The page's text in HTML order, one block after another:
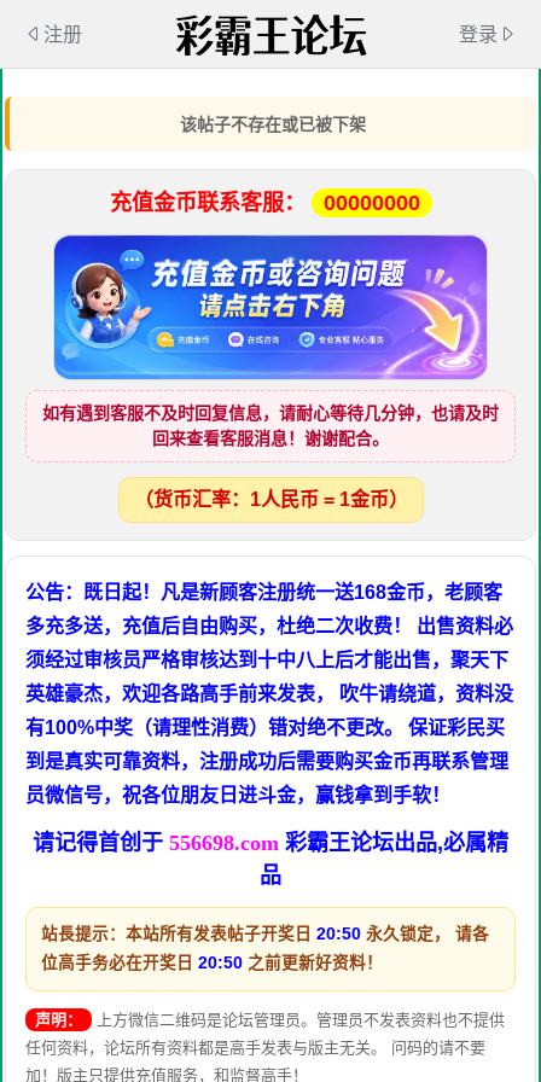
注册 登录
该帖子不存在或已被下架
充值金币联系客服： 00000000
如有遇到客服不及时回复信息，请耐心等待几分钟，也请及时
回来查看客服消息！谢谢配合。
（货币汇率：1人民币 = 1金币）
公告：既日起！凡是新顾客注册统一送168金币，老顾客
多充多送，充值后自由购买，杜绝二次收费！ 出售资料必
须经过审核员严格审核达到十中八上后才能出售，聚天下
英雄豪杰，欢迎各路高手前来发表， 吹牛请绕道，资料没
有100%中奖（请理性消费）错对绝不更改。 保证彩民买
到是真实可靠资料，注册成功后需要购买金币再联系管理
员微信号，祝各位朋友日进斗金，赢钱拿到手软！
请记得首创于 556698.com 彩霸王论坛出品,必属精
品
站長提示：本站所有发表帖子开奖日 20:50 永久锁定， 请各
位高手务必在开奖日 20:50 之前更新好资料！
声明：
上方微信二维码是论坛管理员。管理员不发表资料也不提供
任何资料，论坛所有资料都是高手发表与版主无关。 问码的请不要
加！版主只提供充值服务，和监督高手！